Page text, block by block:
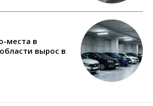
места в
вырос в